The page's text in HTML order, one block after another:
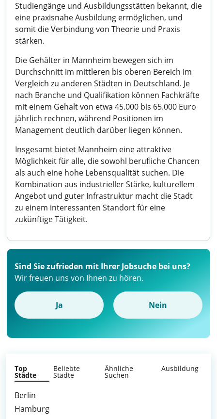
Studiengänge und Ausbildungsstätten bekannt, die
eine praxisnahe Ausbildung ermöglichen, und
somit die Verbindung von Theorie und Praxis
stärken.
Die Gehälter in Mannheim bewegen sich im
Durchschnitt im mittleren bis oberen Bereich im
Vergleich zu anderen Städten in Deutschland. Je
nach Branche und Qualifikation können Fachkräfte
mit einem Gehalt von etwa 45.000 bis 65.000 Euro
jährlich rechnen, während Positionen im
Management deutlich darüber liegen können.
Insgesamt bietet Mannheim eine attraktive
Möglichkeit für alle, die sowohl berufliche Chancen
als auch eine hohe Lebensqualität suchen. Die
Kombination aus industrieller Stärke, kulturellem
Angebot und guter Infrastruktur macht die Stadt
zu einem interessanten Standort für eine
zukünftige Tätigkeit.
Sind Sie zufrieden mit Ihrer Jobsuche bei uns?
Wir freuen uns von Ihnen zu hören.
Ja Nein
Top
Städte
Beliebte
Städte
Ähnliche
Suchen
Ausbildung
Berlin
Hamburg